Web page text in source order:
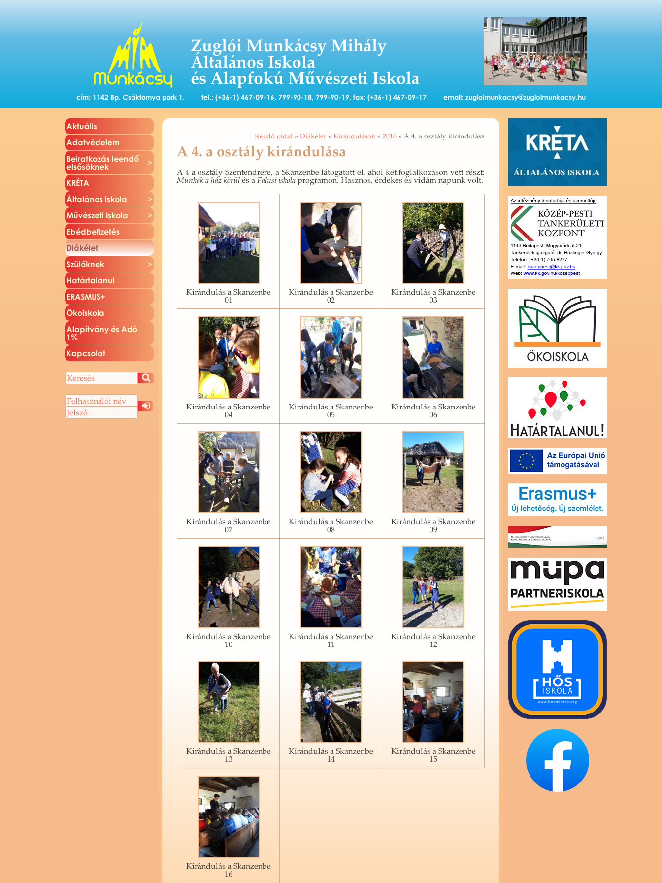
Zuglói Munkácsy Mihály
Általános Iskola
és Alapfokú Művészeti Iskola
cím: 1142 Bp. Csáktornya park 1. tel.: (+36-1) 467-09-16, 799-90-18, 799-90-19, fax: (+36-1) 467-09-17 email: zugloimunkacsy@zugloimunkacsy.hu
Ak­tu­á­lis
Adat­vé­de­lem
Be­irat­ko­zás le­en­dő
el­ső­sök­nek
KRÉTA
Ál­ta­lá­nos is­ko­la
Mű­vé­sze­ti Is­ko­la
Ebéd­be­fi­ze­tés
Di­ák­élet
Szü­lők­nek
Ha­tár­ta­la­nul
ERAS­MUS+
Öko­is­ko­la
Ala­pít­vány és Adó
1%
Kap­cso­lat
Kezdő oldal » Diákélet » Kirándulások » 2018 » A 4. a osztály kirándulása
A 4. a osztály kirándulása
A 4 a osz­tály Szent­end­ré­re, a Skan­zen­be lá­to­ga­tott el, ahol két fog­lal­ko­zá­son vett részt:
Mun­kák a ház körülés aFa­lu­si is­ko­laprog­ra­mon. Hasz­nos, ér­de­kes és vidám na­punk volt.
Kirándulás a Skanzenbe
01
Kirándulás a Skanzenbe
02
Kirándulás a Skanzenbe
03
Kirándulás a Skanzenbe
04
Kirándulás a Skanzenbe
05
Kirándulás a Skanzenbe
06
Kirándulás a Skanzenbe
07
Kirándulás a Skanzenbe
08
Kirándulás a Skanzenbe
09
Kirándulás a Skanzenbe
10
Kirándulás a Skanzenbe
11
Kirándulás a Skanzenbe
12
Kirándulás a Skanzenbe
13
Kirándulás a Skanzenbe
14
Kirándulás a Skanzenbe
15
Kirándulás a Skanzenbe
16